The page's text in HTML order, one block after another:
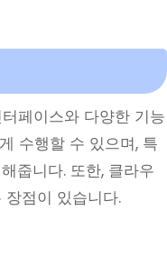
페이스와 다양한 기능
수행할 수 있으며, 특
줍니다. 또한, 클라우
점이 있습니다.